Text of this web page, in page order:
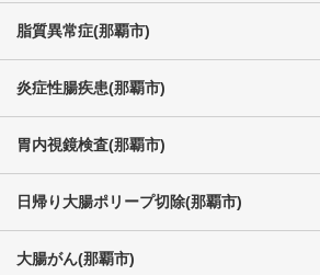
脂質異常症(那覇市)
炎症性腸疾患(那覇市)
胃内視鏡検査(那覇市)
日帰り大腸ポリープ切除(那覇市)
大腸がん(那覇市)